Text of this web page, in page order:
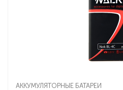
АККУМУЛЯТОРНЫЕ БАТАРЕИ